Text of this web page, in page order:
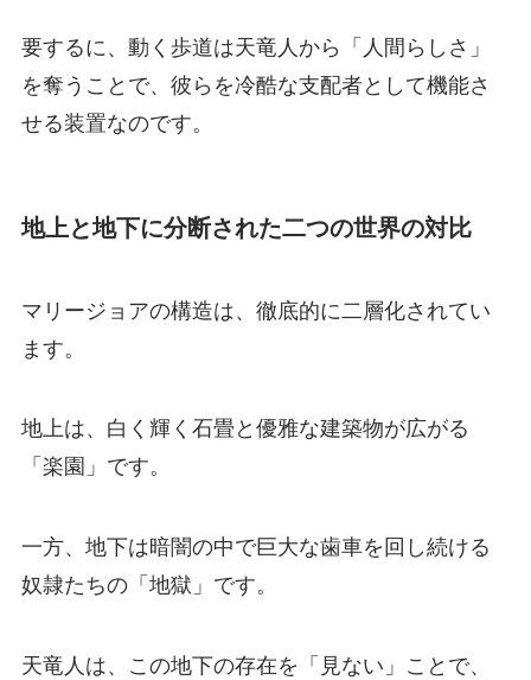
要するに、動く歩道は天竜人から「人間らしさ」
を奪うことで、彼らを冷酷な支配者として機能さ
せる装置なのです。
地上と地下に分断された二つの世界の対比
マリージョアの構造は、徹底的に二層化されてい
ます。
地上は、白く輝く石畳と優雅な建築物が広がる
「楽園」です。
一方、地下は暗闇の中で巨大な歯車を回し続ける
奴隷たちの「地獄」です。
天竜人は、この地下の存在を「見ない」ことで、